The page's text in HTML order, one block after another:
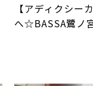
【アディクシ
へ☆BASSA鷺ノ